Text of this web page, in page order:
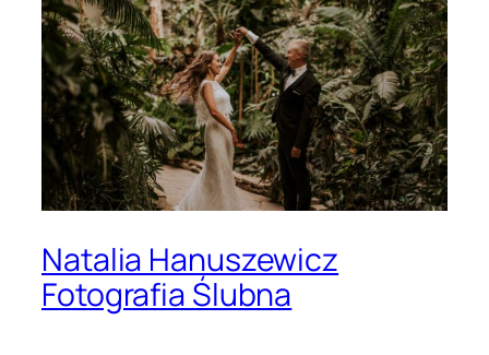
Natalia Hanuszewicz
Fotografia Ślubna